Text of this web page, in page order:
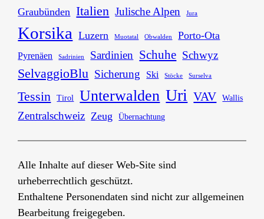
Graubünden Italien Julische Alpen Jura
Korsika Luzern Muotatal Obwalden Porto-Ota
Pyrenäen Sadrinien Sardinien Schuhe Schwyz
SelvaggioBlu Sicherung Ski Stöcke Surselva
Tessin Tirol Unterwalden Uri VAV Wallis
Zentralschweiz Zeug Übernachtung
Alle Inhalte auf dieser Web-Site sind
urheberrechtlich geschützt.
Enthaltene Personendaten sind nicht zur allgemeinen
Bearbeitung freigegeben.